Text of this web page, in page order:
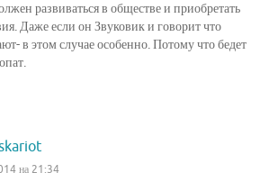
развиваться в обществе и приобретать
Даже если он Звуковик и говорит что
в этом случае особенно. Потому что бедет
на 21:34